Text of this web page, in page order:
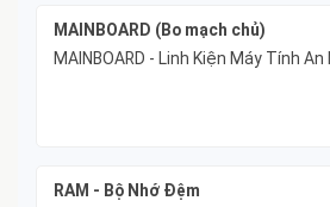
MAINBOARD (Bo mạch chủ)
MAINBOARD - Linh Kiện Máy Tính An
RAM - Bộ Nhớ Đệm